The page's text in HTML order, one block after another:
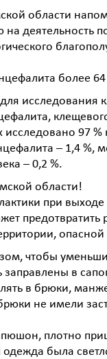
области
деятельность
более
97
– 1,4 %,
– 0,2 %.
области!
при
чтобы
в
в брюки,
не имели
плотно
была